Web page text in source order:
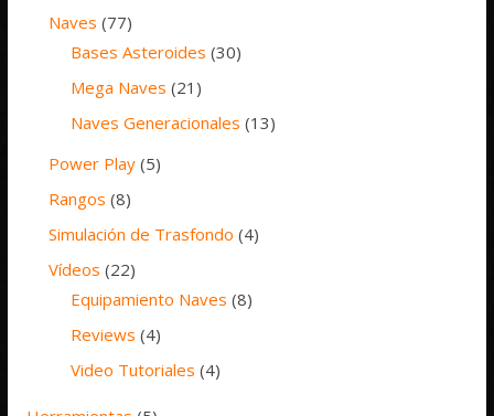
Naves (77)
Bases Asteroides (30)
Mega Naves (21)
Naves Generacionales (13)
Power Play (5)
Rangos (8)
Simulación de Trasfondo (4)
Vídeos (22)
Equipamiento Naves (8)
Reviews (4)
Video Tutoriales (4)